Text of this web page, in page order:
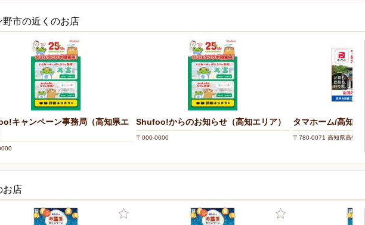
野市の近くのお店
キャンペーン事務局（高知県エ
Shufoo!からのお知らせ（高知エリア）
〒000-0000
タマホーム/高知支
〒780-0071 高知県高知市
お店